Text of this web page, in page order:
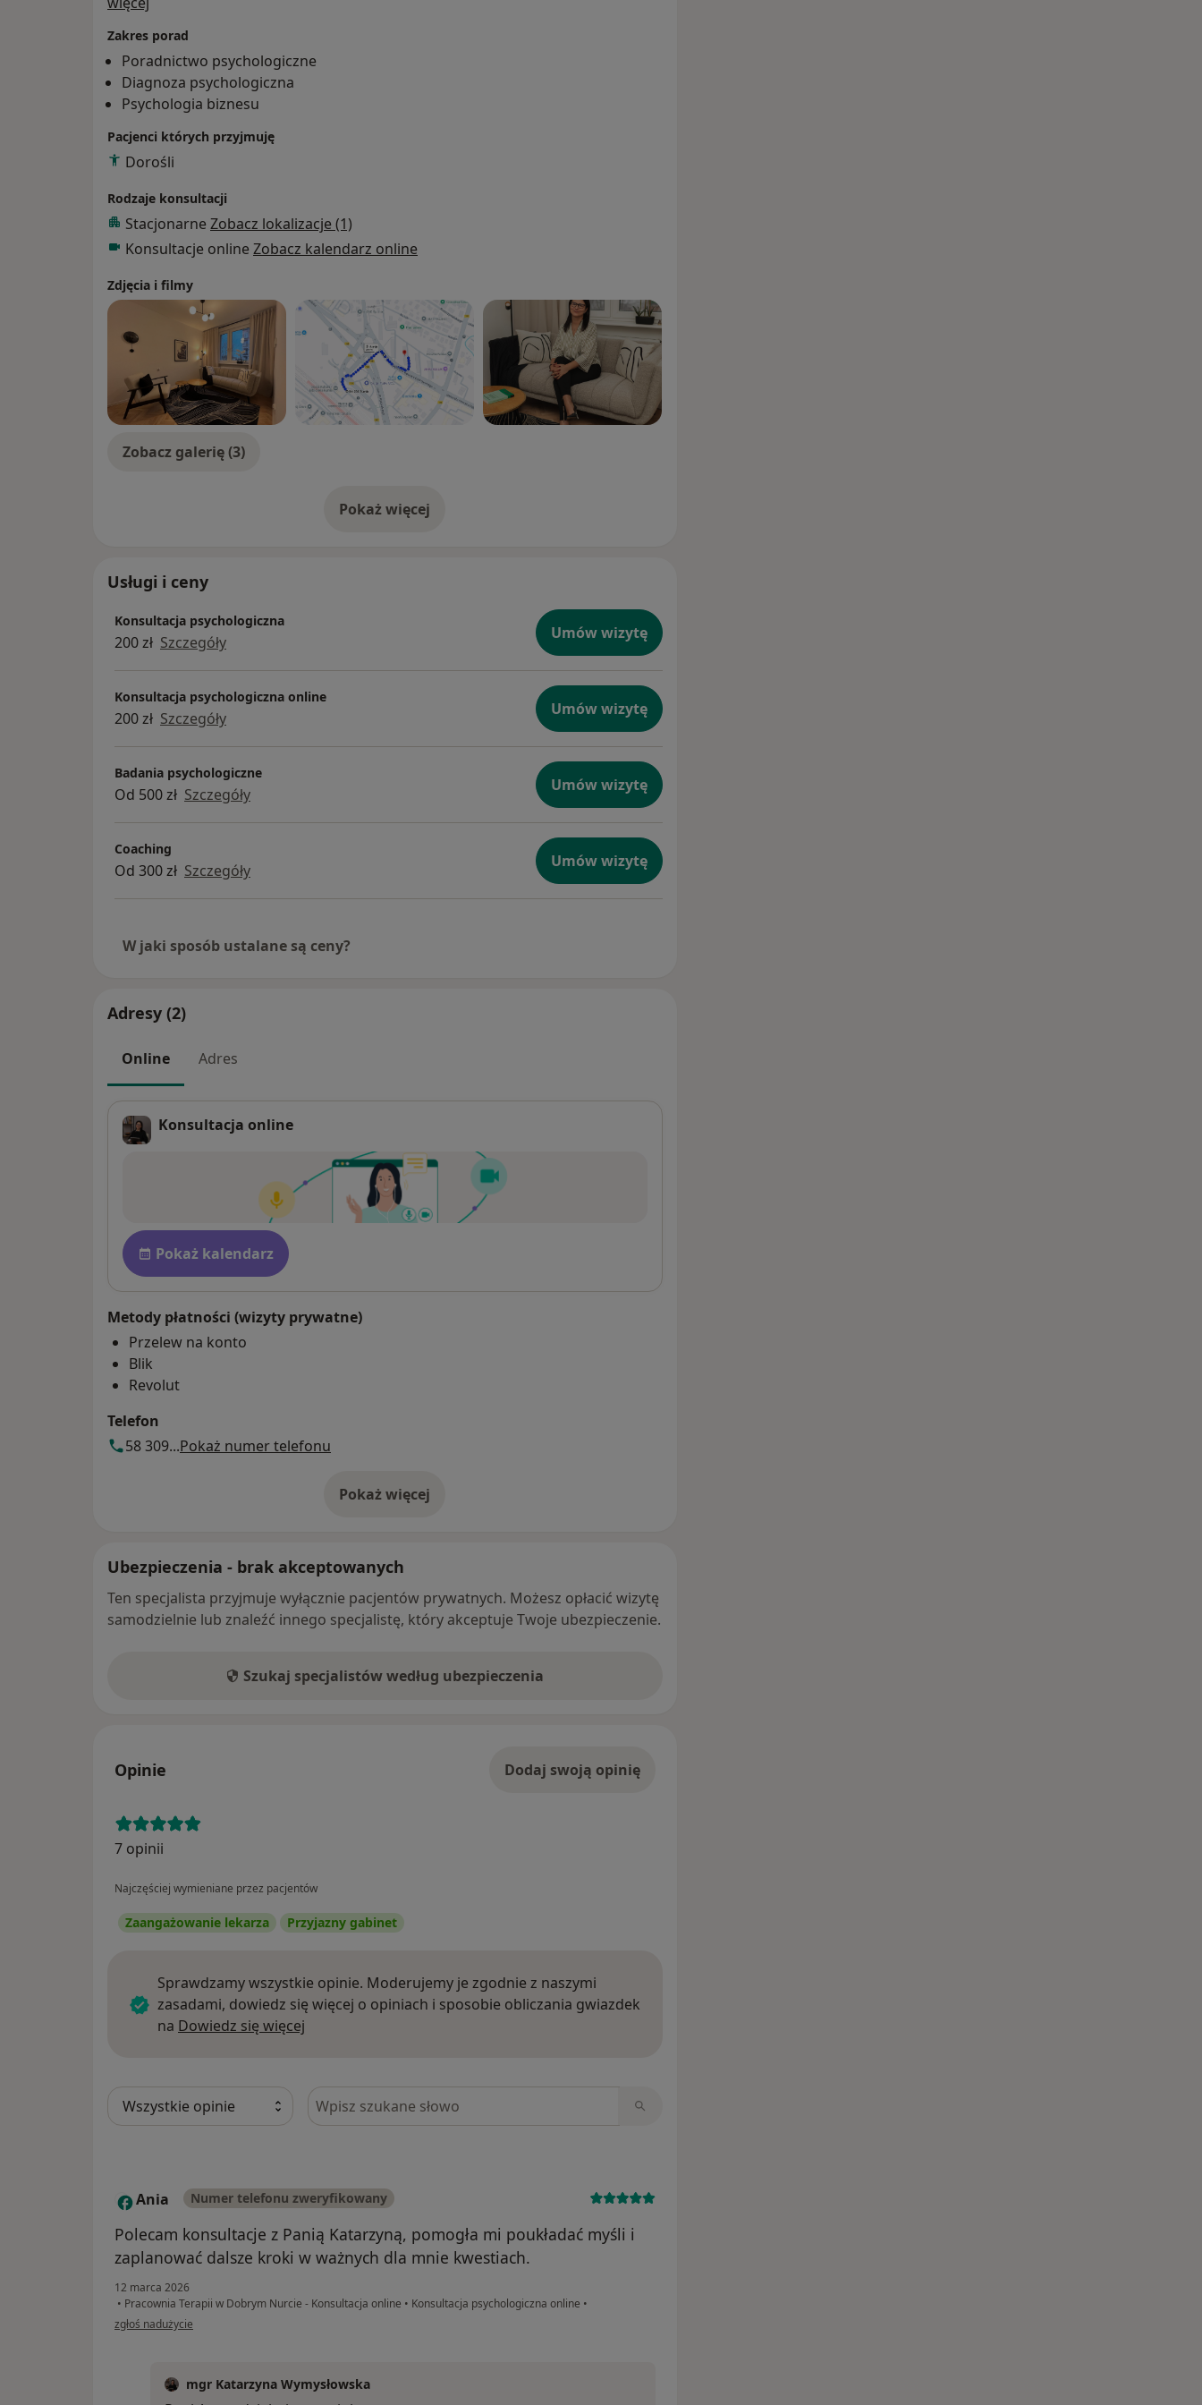
psychicznych, poszukującymi rozwiązań i pozytywnej zmiany we wszystkich
obszarach życia.
Zakres porad
Poradnictwo psychologiczne
Diagnoza psychologiczna
Psychologia biznesu
Pacjenci których przyjmuję
Dorośli
Rodzaje konsultacji
Stacjonarne Zobacz lokalizacje (1)
Konsultacje online Zobacz kalendarz online
Zdjęcia i filmy
Zobacz galerię (3)
Pokaż więcejo doświadczeniu
Usługi i ceny
Konsultacja psychologiczna
200 zł Szczegóły Umów wizytę
Konsultacja psychologiczna online
200 zł Szczegóły Umów wizytę
Badania psychologiczne
Od 500 zł Szczegóły Umów wizytę
Coaching
Od 300 zł Szczegóły Umów wizytę
W jaki sposób ustalane są ceny?
Adresy (2)
Online Adres
Konsultacja online
Dostępność
Pokaż kalendarz
Metody płatności (wizyty prywatne)
Przelew na konto
Blik
Revolut
Telefon
58 309...Pokaż numer telefonu
Pokaż więcej
o adresie
Ubezpieczenia - brak akceptowanych
Ten specjalista przyjmuje wyłącznie pacjentów prywatnych. Możesz opłacić wizytę
samodzielnie lub znaleźć innego specjalistę, który akceptuje Twoje ubezpieczenie.
Szukaj specjalistów według ubezpieczenia
Opinie Dodaj swoją opinię
7 opinii
Najczęściej wymieniane przez pacjentów
Zaangażowanie lekarza Przyjazny gabinet
Sprawdzamy wszystkie opinie. Moderujemy je zgodnie z naszymi
zasadami, dowiedz się więcej o opiniach i sposobie obliczania gwiazdek
na Dowiedz się więcej
Szukaj w opiniach
A Ania Numer telefonu zweryfikowany
Polecam konsultacje z Panią Katarzyną, pomogła mi poukładać myśli i
zaplanować dalsze kroki w ważnych dla mnie kwestiach.
12 marca 2026
• Pracownia Terapii w Dobrym Nurcie - Konsultacja online • Konsultacja psychologiczna online •
w opinii użytkownika Ania
zgłoś nadużycie
mgr Katarzyna Wymysłowska